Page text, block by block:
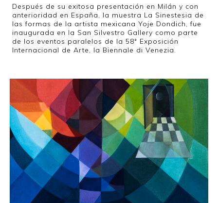
Después de su exitosa presentación en Milán y con
anterioridad en España, la muestra La Sinestesia de
las formas de la artista mexicana Yoje Dondich, fue
inaugurada en la San Silvestro Gallery como parte
de los eventos paralelos de la 58ª Exposición
Internacional de Arte, la Biennale di Venezia.